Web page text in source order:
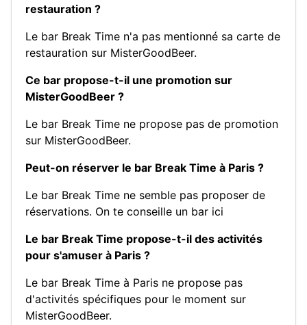
restauration ?
Le bar Break Time n'a pas mentionné sa carte de
restauration sur MisterGoodBeer.
Ce bar propose-t-il une promotion sur
MisterGoodBeer ?
Le bar Break Time ne propose pas de promotion
sur MisterGoodBeer.
Peut-on réserver le bar Break Time à Paris ?
Le bar Break Time ne semble pas proposer de
réservations. On te conseille un bar ici
Le bar Break Time propose-t-il des activités
pour s'amuser à Paris ?
Le bar Break Time à Paris ne propose pas
d'activités spécifiques pour le moment sur
MisterGoodBeer.